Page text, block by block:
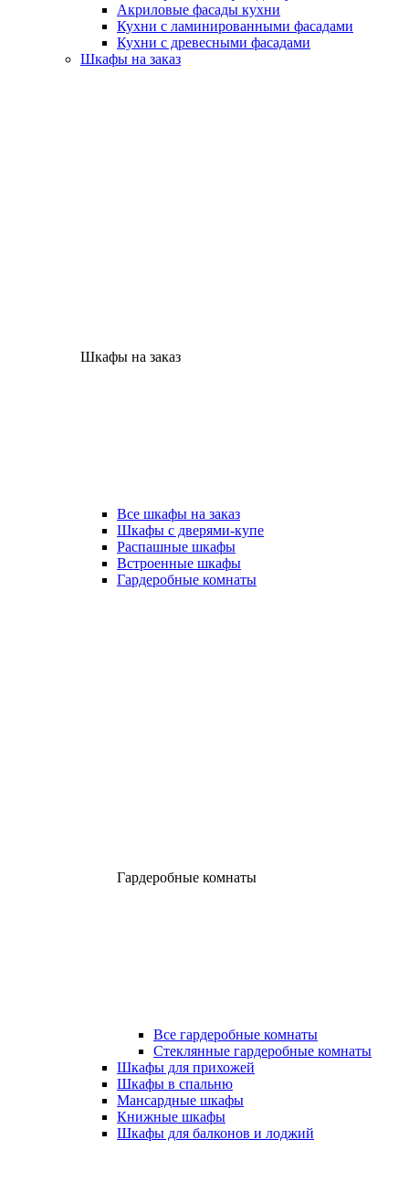
Акриловые фасады кухни
Кухни с ламинированными фасадами
Кухни с древесными фасадами
Шкафы на заказ
Шкафы на заказ
Все шкафы на заказ
Шкафы с дверями-купе
Распашные шкафы
Встроенные шкафы
Гардеробные комнаты
Гардеробные комнаты
Все гардеробные комнаты
Стеклянные гардеробные комнаты
Шкафы для прихожей
Шкафы в спальню
Мансардные шкафы
Книжные шкафы
Шкафы для балконов и лоджий